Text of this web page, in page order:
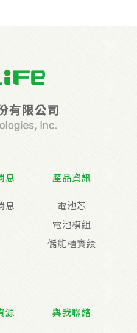
息
息
產品資訊
電池芯
電池模組
儲能櫃實績
源 與我聯絡